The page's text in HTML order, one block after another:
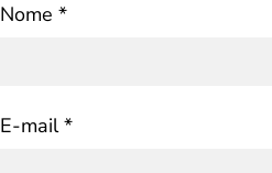
Nome *
E-mail*